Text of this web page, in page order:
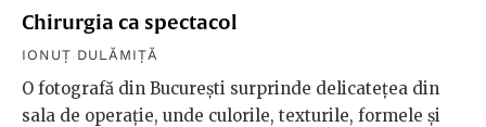
Chirurgia ca spectacol
IONUȚ DULĂMIȚĂ
O fotografă din București surprinde delicatețea din
sala de operație, unde culorile, texturile, formele și